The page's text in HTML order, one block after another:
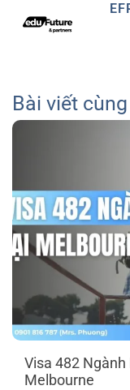
Bài viết
Visa 482 Ngành
Melbourne